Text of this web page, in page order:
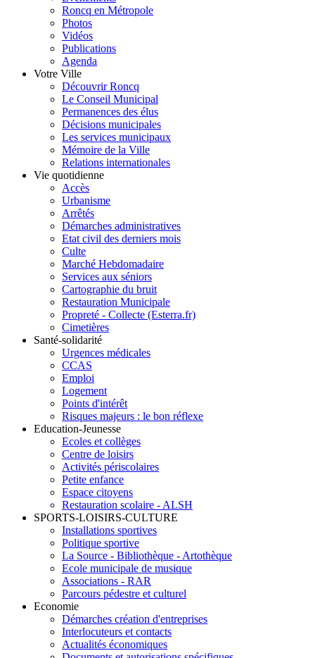
Roncq en Métropole
Photos
Vidéos
Publications
Agenda
Votre Ville
Découvrir Roncq
Le Conseil Municipal
Permanences des élus
Décisions municipales
Les services municipaux
Mémoire de la Ville
Relations internationales
Vie quotidienne
Accès
Urbanisme
Arrêtés
Démarches administratives
Etat civil des derniers mois
Culte
Marché Hebdomadaire
Services aux séniors
Cartographie du bruit
Restauration Municipale
Propreté - Collecte (Esterra.fr)
Cimetières
Santé-solidarité
Urgences médicales
CCAS
Emploi
Logement
Points d'intérêt
Risques majeurs : le bon réflexe
Education-Jeunesse
Ecoles et collèges
Centre de loisirs
Activités périscolaires
Petite enfance
Espace citoyens
Restauration scolaire - ALSH
SPORTS-LOISIRS-CULTURE
Installations sportives
Politique sportive
La Source - Bibliothèque - Artothèque
Ecole municipale de musique
Associations - RAR
Parcours pédestre et culturel
Economie
Démarches création d'entreprises
Interlocuteurs et contacts
Actualités économiques